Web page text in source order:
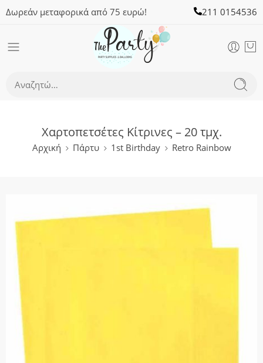
Δωρεάν μεταφορικά από 75 ευρώ! 211 0154536
Χαρτοπετσέτες Κίτρινες – 20 τμχ.
Αρχική Πάρτυ 1st Birthday Retro Rainbow